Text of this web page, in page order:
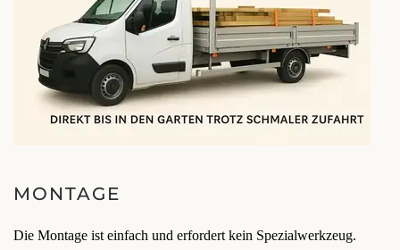
MONTAGE
Die Montage ist einfach und erfordert kein Spezialwerkzeug.